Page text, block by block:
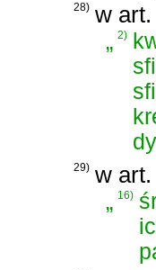
28) w
„2)
29) w
„16)